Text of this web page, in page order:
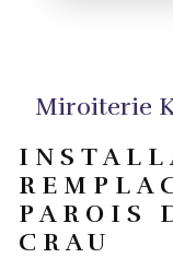
Miroiterie
PAROIS
CRAU